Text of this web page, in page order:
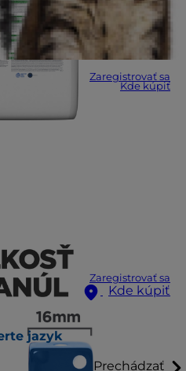
Zaregistrovať sa
Kde kúpiť
Zaregistrovať sa
Kde kúpiť
jazyk
Prechádzať